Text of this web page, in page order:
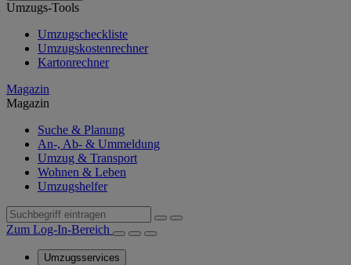
Umzugs-Tools
Umzugscheckliste
Umzugskostenrechner
Kartonrechner
Magazin
Magazin
Suche & Planung
An-, Ab- & Ummeldung
Umzug & Transport
Wohnen & Leben
Umzugshelfer
Zum Log-In-Bereich
Umzugsservices